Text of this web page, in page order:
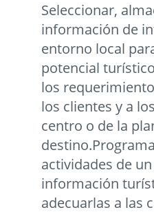
Seleccionar,
información de
entorno local
potencial
los
los clientes y a
centro o de la
actividades de
información
adecuarlas a las